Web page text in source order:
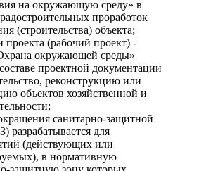
на окружающую среду» в
проработок
(строительства) объекта;
проекта (рабочий проект) -
окружающей среды»
проектной документации
реконструкцию или
объектов хозяйственной и
санитарно-защитной
разрабатывается для
(действующих или
в нормативную